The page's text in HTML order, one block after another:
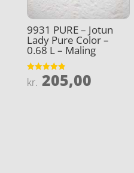
9931 PURE – Jotun
Lady Pure Color –
0.68 L – Maling
Vurderet
4.9
kr. 205,00